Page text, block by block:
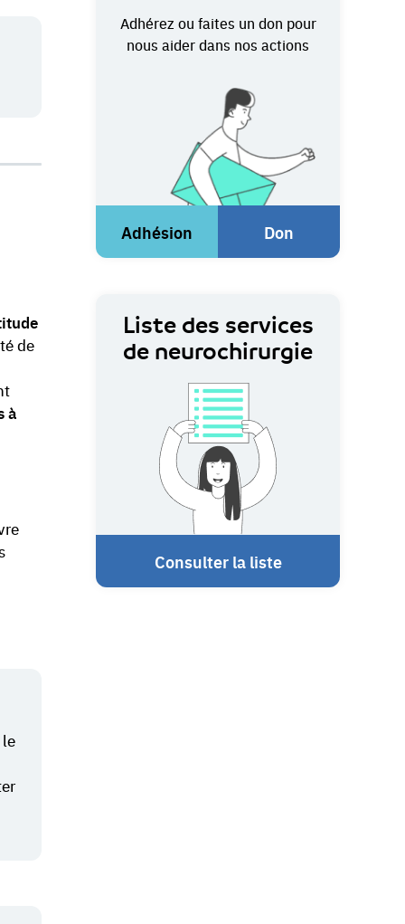
de
à
Adhérez ou faites un don pour
nous aider dans nos actions
Adhésion
(Lien
externe)
Don
(Lien
externe)
Liste des services
de neurochirurgie
Consulter la liste